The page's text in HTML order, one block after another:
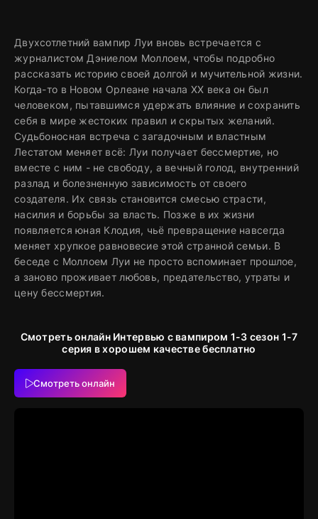
Двухсотлетний вампир Луи вновь встречается с
журналистом Дэниелом Моллоем, чтобы подробно
рассказать историю своей долгой и мучительной жизни.
Когда-то в Новом Орлеане начала XX века он был
человеком, пытавшимся удержать влияние и сохранить
себя в мире жестоких правил и скрытых желаний.
Судьбоносная встреча с загадочным и властным
Лестатом меняет всё: Луи получает бессмертие, но
вместе с ним - не свободу, а вечный голод, внутренний
разлад и болезненную зависимость от своего
создателя. Их связь становится смесью страсти,
насилия и борьбы за власть. Позже в их жизни
появляется юная Клодия, чьё превращение навсегда
меняет хрупкое равновесие этой странной семьи. В
беседе с Моллоем Луи не просто вспоминает прошлое,
а заново проживает любовь, предательство, утраты и
цену бессмертия.
Смотреть онлайн Интервью с вампиром 1-3 сезон 1-7
серия в хорошем качестве бесплатно
Смотреть онлайн